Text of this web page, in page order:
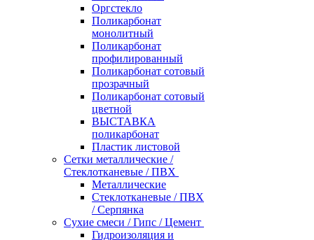
Оргстекло
Поликарбонат
монолитный
Поликарбонат
профилированный
Поликарбонат сотовый
прозрачный
Поликарбонат сотовый
цветной
ВЫСТАВКА
поликарбонат
Пластик листовой
Сетки металлические /
Стеклотканевые / ПВХ
Металлические
Стеклотканевые / ПВХ
/ Серпянка
Сухие смеси / Гипс / Цемент
Гидроизоляция и